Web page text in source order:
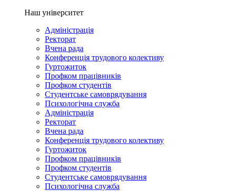
Наш університет
Адміністрація
Ректорат
Вчена рада
Конференція трудового колективу
Гуртожиток
Профком працівників
Профком студентів
Студентське самоврядування
Психологічна служба
Адміністрація
Ректорат
Вчена рада
Конференція трудового колективу
Гуртожиток
Профком працівників
Профком студентів
Студентське самоврядування
Психологічна служба